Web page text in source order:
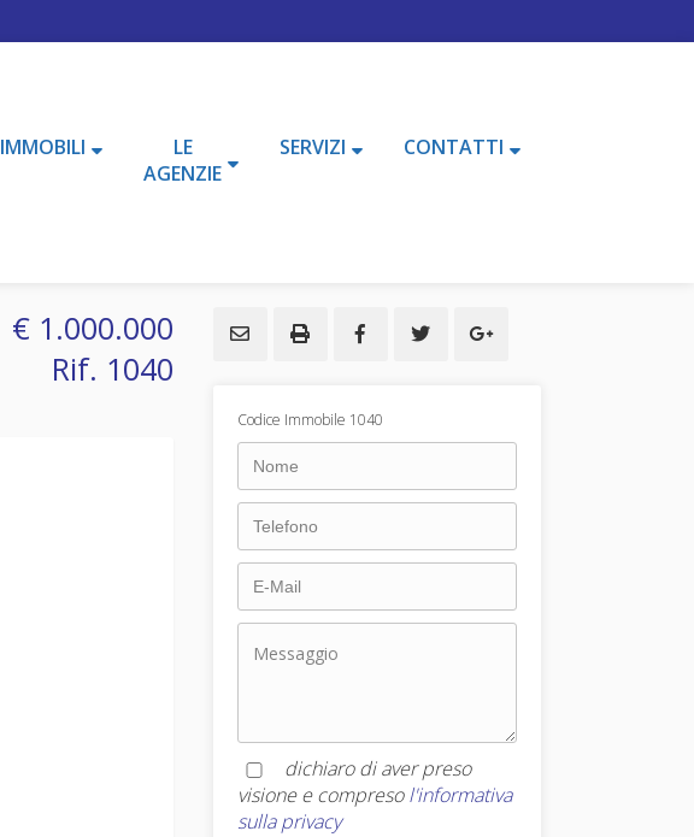
IMMOBILI
LE
AGENZIE
SERVIZI CONTATTI
€ 1.000.000
Rif. 1040
Codice Immobile 1040
dichiaro di aver preso
visione e compresol'informativa
sulla privacy